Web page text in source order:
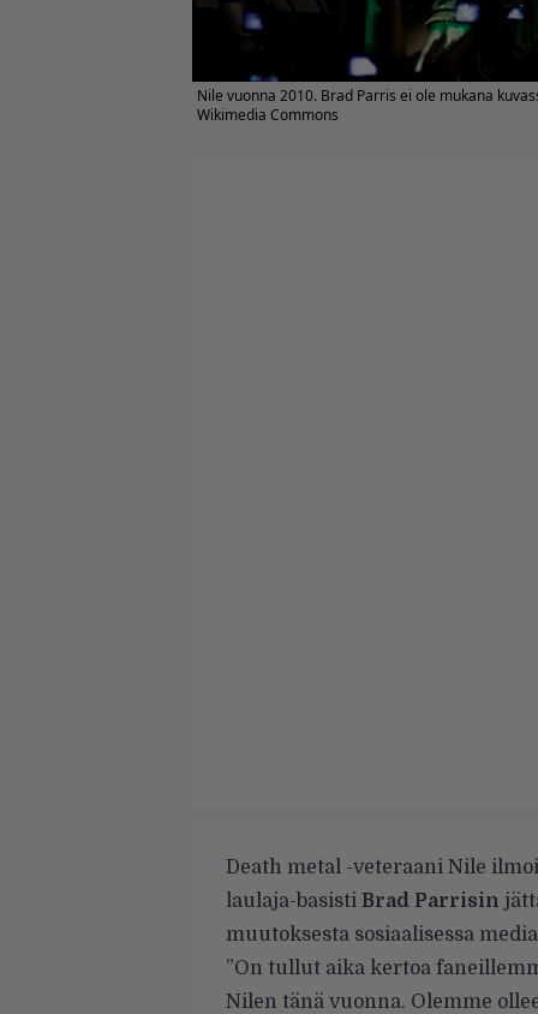
Nile vuonna 2010. Brad Parris ei ole mukana
Wikimedia Commons
Death metal -veteraani Nile
laulaja-basisti Brad Parrisin
muutoksesta sosiaalisessa
”On tullut aika kertoa
Nilen tänä vuonna. Olemme